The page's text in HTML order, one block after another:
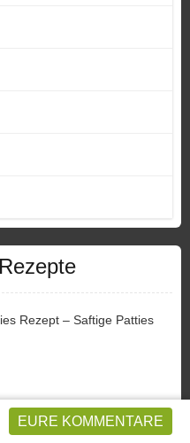
EURE KOMMENTARE
Rezept – Saftige Patties